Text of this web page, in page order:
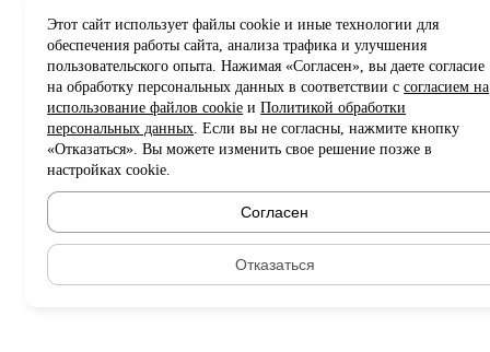
Этот сайт использует файлы cookie и иные технологии для
обеспечения работы сайта, анализа трафика и улучшения
пользовательского опыта. Нажимая «Согласен», вы даете согласие
на обработку персональных данных в соответствии ссогласием на
использование файлов cookie иПолитикой обработки
персональных данных. Если вы не согласны, нажмите кнопку
«Отказаться». Вы можете изменить свое решение позже в
настройках cookie.
Согласен
Отказаться